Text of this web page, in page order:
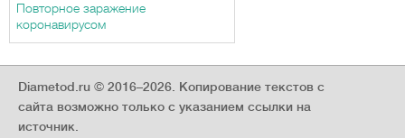
Повторное заражение
коронавирусом
Diametod.ru © 2016–2026. Копирование текстов с
сайта возможно только с указанием ссылки на
источник.